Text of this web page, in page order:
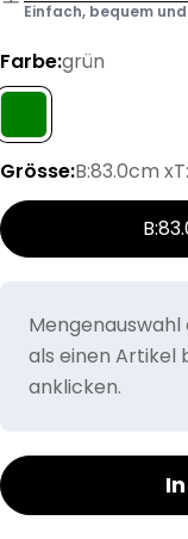
Einfach, bequem
Farbe:grün
Grösse:B:83.0cm
als einen Artikel
anklicken.